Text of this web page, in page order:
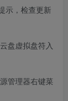
示，检查更新
盘虚拟盘符入
管理器右键菜